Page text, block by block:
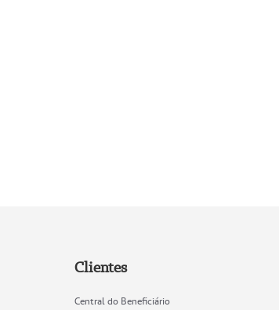
Clientes
Central do Beneficiário